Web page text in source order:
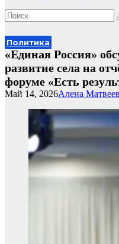
Политика
«Единая Россия»
развитие села на
форуме «Есть
Алена
Май 14, 2026